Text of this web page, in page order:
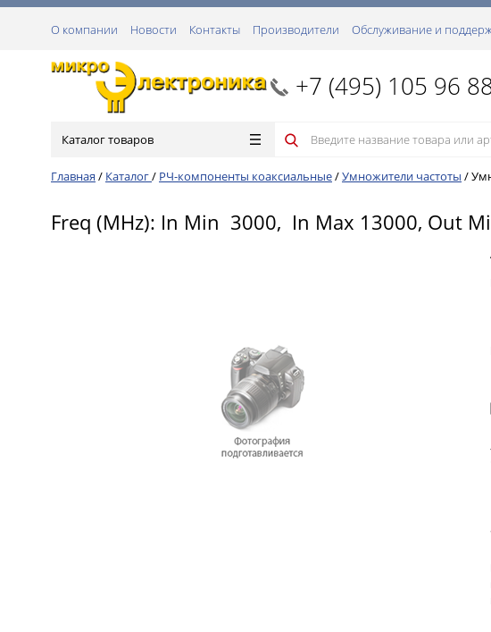
О компании Новости Контакты Производители Обслуживание и
+7 (495) 105 96
Каталог товаров
Главная / Каталог/ РЧ-компоненты коаксиальные/Умножители частоты /
Freq (MHz): In Min 3000, In Max 13000, Out